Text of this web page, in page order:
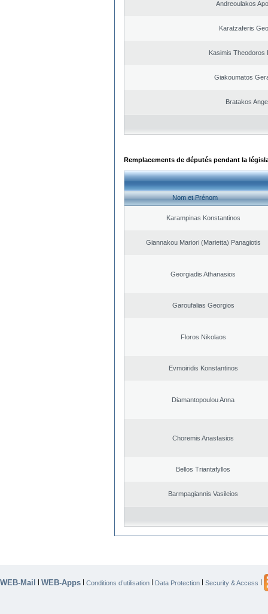
Andreoulakos
Karatzaferis
Kasimis Theodoros
Giakoumatos
Bratakos
Remplacements de députés pendant la
Nom et Prénom
Karampinas Konstantinos
Giannakou Mariori (Marietta) Panagiotis
Georgiadis Athanasios
Garoufalias Georgios
Floros Nikolaos
Evmoiridis Konstantinos
Diamantopoulou Anna
Choremis Anastasios
Bellos Triantafyllos
Barmpagiannis Vasileios
WEB-Mail | WEB-Apps | Conditions d’utilisation | Data Protection | Security & Access |